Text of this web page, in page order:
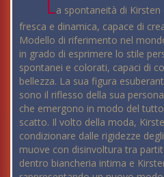
La spontaneità di
fresca e dinamica, capace di
Modello di riferimento nel
in grado di esprimere lo stile
spontanei e colorati, capaci di
bellezza. La sua figura
sono il riflesso della sua
che emergono in modo del
scatto. Il volto della moda,
condizionare dalle rigidezze
muove con disinvoltura tra
dentro biancheria intima e